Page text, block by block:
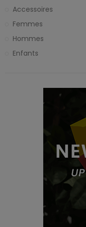
Accessoires
Femmes
Hommes
Enfants